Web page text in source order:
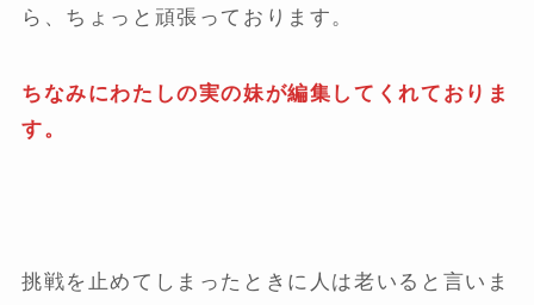
ら、ちょっと頑張っております。
ちなみにわたしの実の妹が編集してくれておりま
す。
挑戦を止めてしまったときに人は老いると言いま